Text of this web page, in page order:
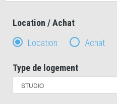
Location / Achat
Location
Achat
Type de logement